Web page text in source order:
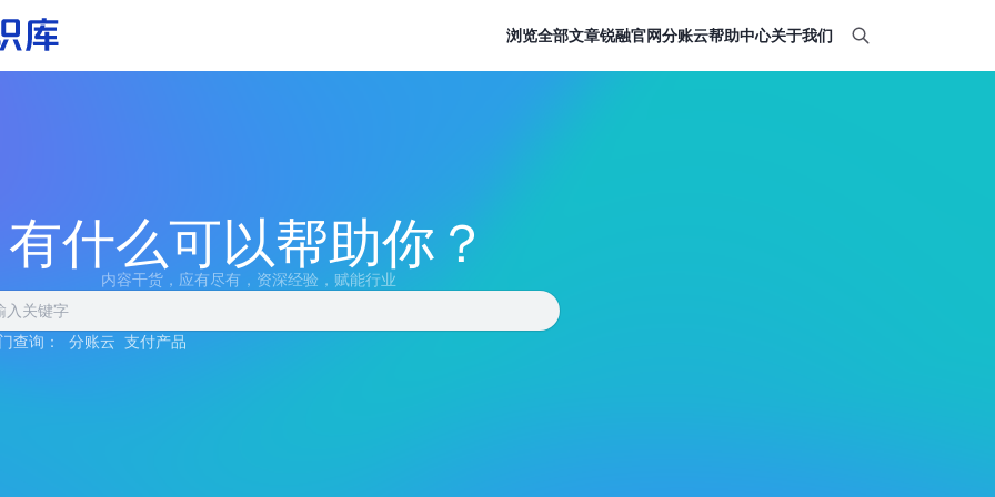
浏览全部文章锐融官网分账云帮助中心关于我们
有什么可以帮助你？
内容干货，应有尽有，资深经验，赋能行业
查询： 分账云 支付产品